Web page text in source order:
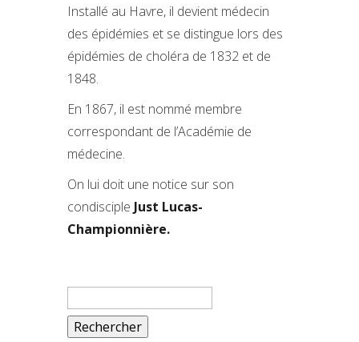
Installé au Havre, il devient médecin
des épidémies et se distingue lors des
épidémies de choléra de 1832 et de
1848.
En 1867, il est nommé membre
correspondant de l’Académie de
médecine.
On lui doit une notice sur son
condisciple Just Lucas-
Championnière.
Rechercher :